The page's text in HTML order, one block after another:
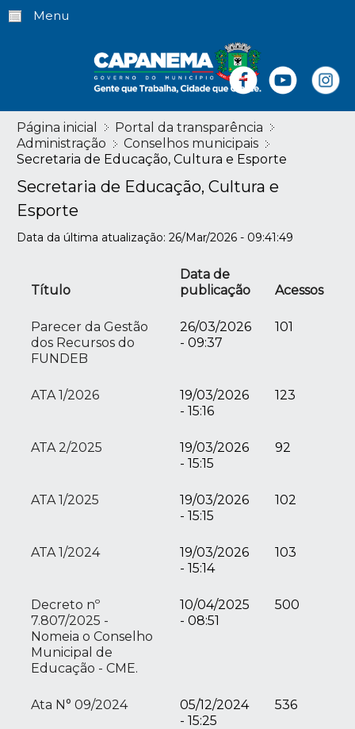
Menu
Página inicial
Portal da transparência
Administração
Conselhos municipais
Secretaria de Educação, Cultura e Esporte
Secretaria de Educação, Cultura e
Esporte
Data da última atualização: 26/Mar/2026 - 09:41:49
Título
Data de
publicação
Acessos
Parecer da Gestão
dos Recursos do
FUNDEB
26/03/2026
- 09:37
101
ATA 1/2026
19/03/2026
- 15:16
123
ATA 2/2025
19/03/2026
- 15:15
92
ATA 1/2025
19/03/2026
- 15:15
102
ATA 1/2024
19/03/2026
- 15:14
103
Decreto nº
7.807/2025 -
Nomeia o Conselho
Municipal de
Educação - CME.
10/04/2025
- 08:51
500
Ata N° 09/2024
05/12/2024
- 15:25
536